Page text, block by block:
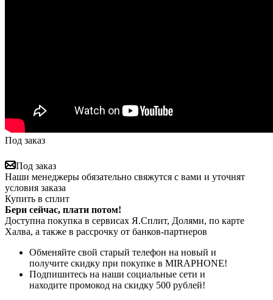
Под заказ
Под заказ
Наши менеджеры обязательно свяжутся с вами и уточнят
условия заказа
Купить в сплит
Бери сейчас, плати потом!
Доступна покупка в сервисах Я.Сплит, Долями, по карте
Халва, а также в рассрочку от банков-партнеров
Обменяйте свой старый телефон на новый и
получите скидку при покупке в MIRAPHONE!
Подпишитесь на наши социальные сети и
находите промокод на скидку 500 рублей!